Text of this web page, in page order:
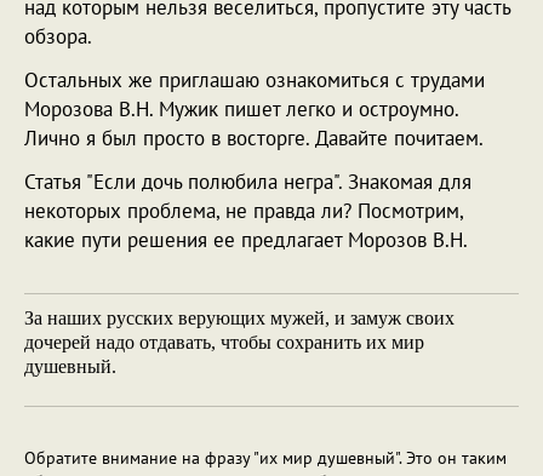
над которым нельзя веселиться, пропустите эту часть
обзора.
Остальных же приглашаю ознакомиться с трудами
Морозова В.Н. Мужик пишет легко и остроумно.
Лично я был просто в восторге. Давайте почитаем.
Статья "Если дочь полюбила негра". Знакомая для
некоторых проблема, не правда ли? Посмотрим,
какие пути решения ее предлагает Морозов В.Н.
За наших русских верующих мужей, и замуж своих
дочерей надо отдавать, чтобы сохранить их мир
душевный.
Обратите внимание на фразу "их мир душевный". Это он таким